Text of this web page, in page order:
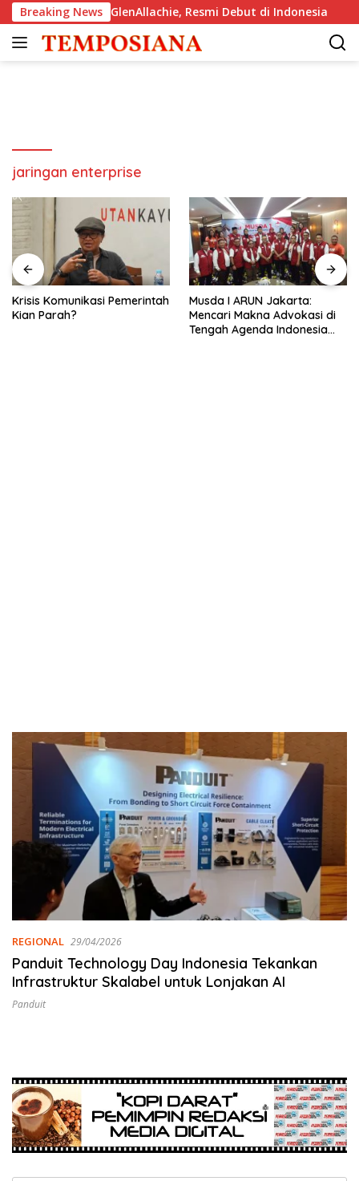
Langsung
ke
konten
Breaking News
Malt, The GlenAllachie, Resmi Debut di Indonesia
jaringan enterprise
Krisis Komunikasi Pemerintah
Kian Parah?
Musda I ARUN Jakarta:
Mencari Makna Advokasi di
Tengah Agenda Indonesia
REGIONAL 29/04/2026
Panduit Technology Day Indonesia Tekankan
Infrastruktur Skalabel untuk Lonjakan AI
Panduit